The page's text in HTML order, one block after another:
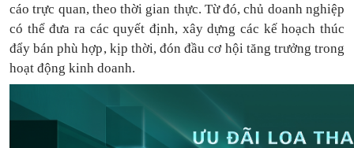
cáo trực quan, theo thời gian thực. Từ đó, chủ doanh nghiệp
có thểđưa ra các quyết định, xây dựng các kế hoạch thúc
đẩy bán phù hợp, kịp thời, đón đầu cơ hội tăng trưởng trong
hoạt động kinh doanh.